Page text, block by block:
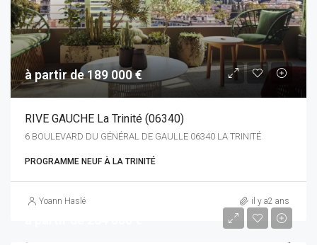
à partir de 189 000 €
RIVE GAUCHE La Trinité (06340)
6 BOULEVARD DU GÉNÉRAL DE GAULLE 06340 LA TRINITÉ
PROGRAMME NEUF À LA TRINITÉ
Yoann Haslé il y a2 ans